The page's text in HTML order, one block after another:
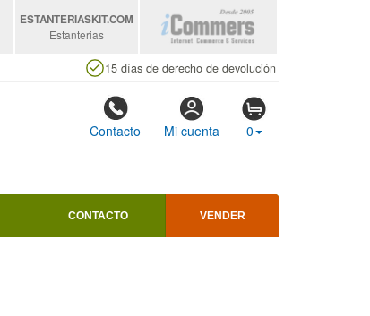
ESTANTERIASKIT.COM
Estanterias
15 días de derecho de devolución
Contacto Mi cuenta 0
CONTACTO VENDER